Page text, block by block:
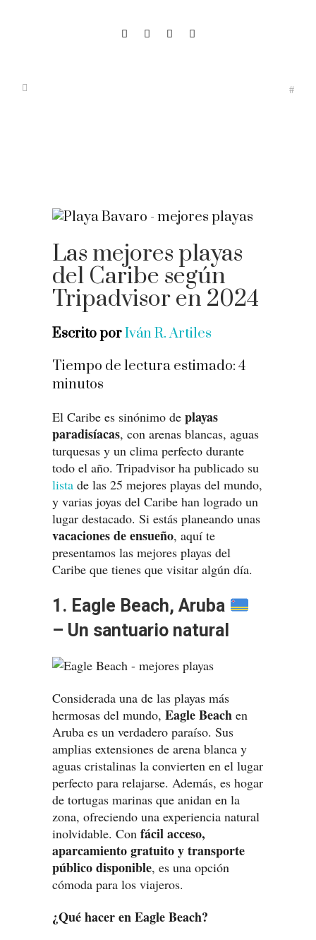
Las mejores playas
del Caribe según
Tripadvisor en 2024
Escrito porIván R. Artiles
Tiempo de lectura estimado: 4
minutos
El Caribe es sinónimo de playas
paradisíacas, con arenas blancas, aguas
turquesas y un clima perfecto durante
todo el año. Tripadvisor ha publicado su
lista de las 25 mejores playas del mundo,
y varias joyas del Caribe han logrado un
lugar destacado. Si estás planeando unas
vacaciones de ensueño, aquí te
presentamos las mejores playas del
Caribe que tienes que visitar algún día.
1. Eagle Beach, Aruba
– Un santuario natural
Considerada una de las playas más
hermosas del mundo, Eagle Beach en
Aruba es un verdadero paraíso. Sus
amplias extensiones de arena blanca y
aguas cristalinas la convierten en el lugar
perfecto para relajarse. Además, es hogar
de tortugas marinas que anidan en la
zona, ofreciendo una experiencia natural
inolvidable. Con fácil acceso,
aparcamiento gratuito y transporte
público disponible, es una opción
cómoda para los viajeros.
¿Qué hacer en Eagle Beach?